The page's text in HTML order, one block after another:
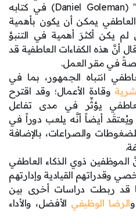
ناقش "دانييل جولمان" (Daniel Goleman) في كتابه
العاطفي يمكن أن يكون بأهمية
لم يكن أكثرَ أهمية في التنبؤ
أنَّ هذه الكفاءات العاطفية قد
في مقر العمل.
انتباه الجمهور، بما في
وقادة الأعمال؛ وقد اقترح
يؤثِّر في مدى تفاعل
أيضاً أنَّه يلعب دوراً في
والصراعات، بالإضافة
الموظفين ذوي الذكاء العاطفي
وقدراتهم القيادية وإدارتهم
قد ربطت دراسات أخرى بين
الرضا الوظيفي الأفضل، والأداء